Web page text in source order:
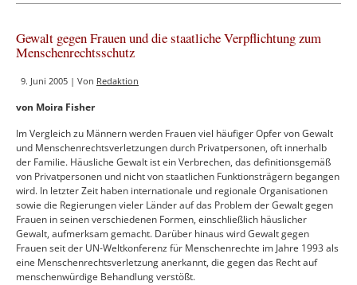
…
Gewalt gegen Frauen und die staatliche Verpflichtung zum
Menschenrechtsschutz
9. Juni 2005 | Von Redaktion
von Moira Fisher
Im Vergleich zu Männern werden Frauen viel häufiger Opfer von Gewalt
und Menschenrechtsverletzungen durch Privatpersonen, oft innerhalb
der Familie. Häusliche Gewalt ist ein Verbrechen, das definitionsgemäß
von Privatpersonen und nicht von staatlichen Funktionsträgern begangen
wird. In letzter Zeit haben internationale und regionale Organisationen
sowie die Regierungen vieler Länder auf das Problem der Gewalt gegen
Frauen in seinen verschiedenen Formen, einschließlich häuslicher
Gewalt, aufmerksam gemacht. Darüber hinaus wird Gewalt gegen
Frauen seit der UN-Weltkonferenz für Menschenrechte im Jahre 1993 als
eine Menschenrechtsverletzung anerkannt, die gegen das Recht auf
menschenwürdige Behandlung verstößt.